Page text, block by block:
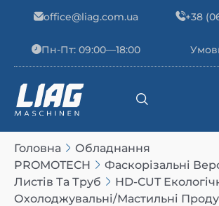
office@liag.com.ua +38
Пн-Пт: 09:00—18:00
Main Navigation
Головна
Обладнання
PROMOTECH
Фаскорізальні
Листів Та Труб
HD-CUT
Охолоджувальні/мастильні